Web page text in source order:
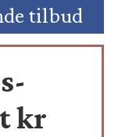
tilbud
kr